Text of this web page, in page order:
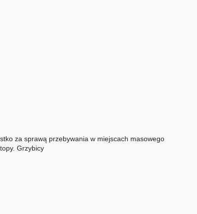
za sprawą przebywania w miejscach masowego
Grzybicy